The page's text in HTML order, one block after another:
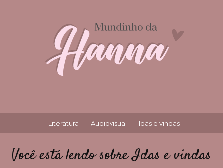
Literatura Audiovisual Idas e vindas
Você está lendo sobre Idas e vindas